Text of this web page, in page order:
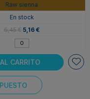
CARRITO
Raw sienna
En stock
6,45 € 5,16 €
EX019W0177M